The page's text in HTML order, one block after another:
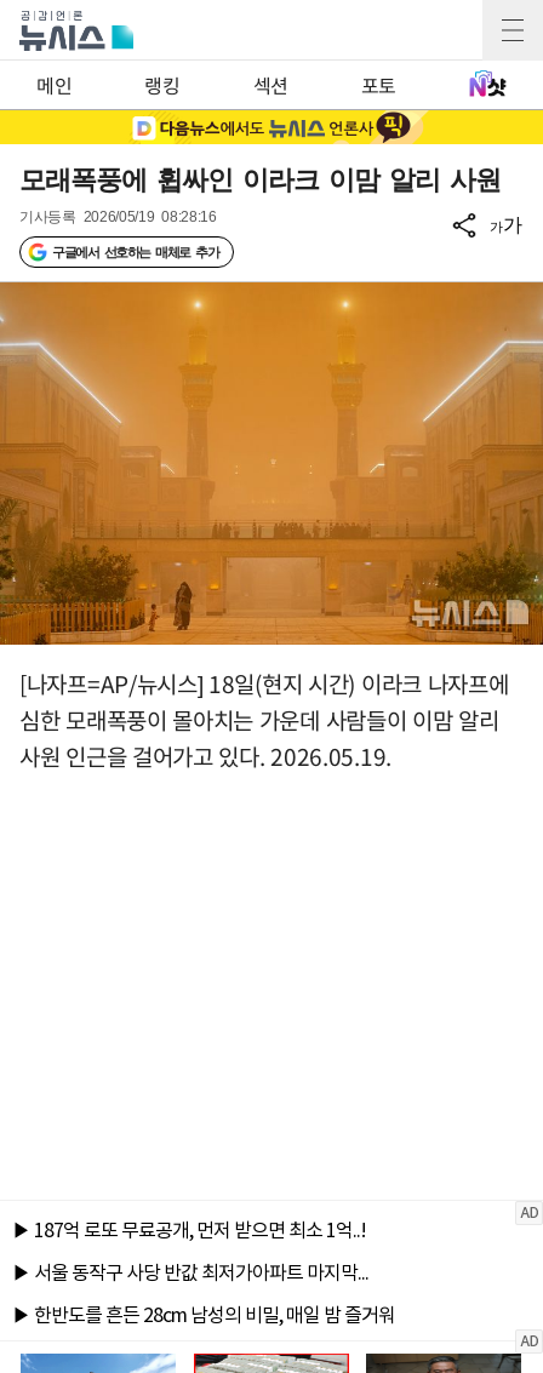
메인 랭킹 섹션 포토
모래폭풍에 휩싸인 이라크 이맘 알리 사원
기사등록 2026/05/19 08:28:16
구글에서 선호하는 매체로 추가
가가
[나자프=AP/뉴시스] 18일(현지 시간) 이라크 나자프에
심한 모래폭풍이 몰아치는 가운데 사람들이 이맘 알리
사원 인근을 걸어가고 있다. 2026.05.19.